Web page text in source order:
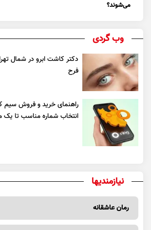
می‌شوند؟
وب گردی
دکتر کاشت ابرو در شمال
فرح
راهنمای خرید و فروش سیم
انتخاب شماره مناسب تا یک
نیازمندیها
رمان عاشقانه